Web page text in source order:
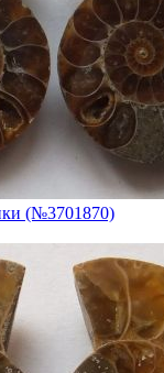
(№3701870)